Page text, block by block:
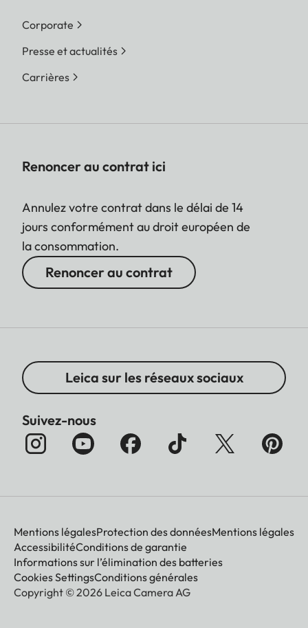
Corporate
Presse et actualités
Carrières
Renoncer au contrat ici
Annulez votre contrat dans le délai de 14
jours conformément au droit européen de
la consommation.
Renoncer au contrat
Leica sur les réseaux sociaux
Suivez-nous
Mentions légalesProtection des donnéesMentions légales
AccessibilitéConditions de garantie
Informations sur l’élimination des batteries
Cookies SettingsConditions générales
Copyright © 2026 Leica Camera AG